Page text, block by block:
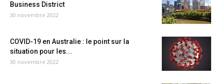
Business District
30 novembre 2022
COVID-19 en Australie : le point sur la
situation pour les...
30 novembre 2022